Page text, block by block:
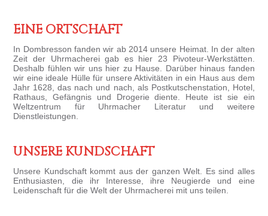
EINE ORTSCHAFT
In Dombresson fanden wir ab 2014 unsere Heimat. In der alten
Zeit der Uhrmacherei gab es hier 23 Pivoteur-Werkstätten.
Deshalb fühlen wir uns hier zu Hause. Darüber hinaus fanden
wir eine ideale Hülle für unsere Aktivitäten in ein Haus aus dem
Jahr 1628, das nach und nach, als Postkutschenstation, Hotel,
Rathaus, Gefängnis und Drogerie diente. Heute ist sie ein
Weltzentrum für Uhrmacher Literatur und weitere
Dienstleistungen.
UNSERE KUNDSCHAFT
Unsere Kundschaft kommt aus der ganzen Welt. Es sind alles
Enthusiasten, die ihr Interesse, ihre Neugierde und eine
Leidenschaft für die Welt der Uhrmacherei mit uns teilen.